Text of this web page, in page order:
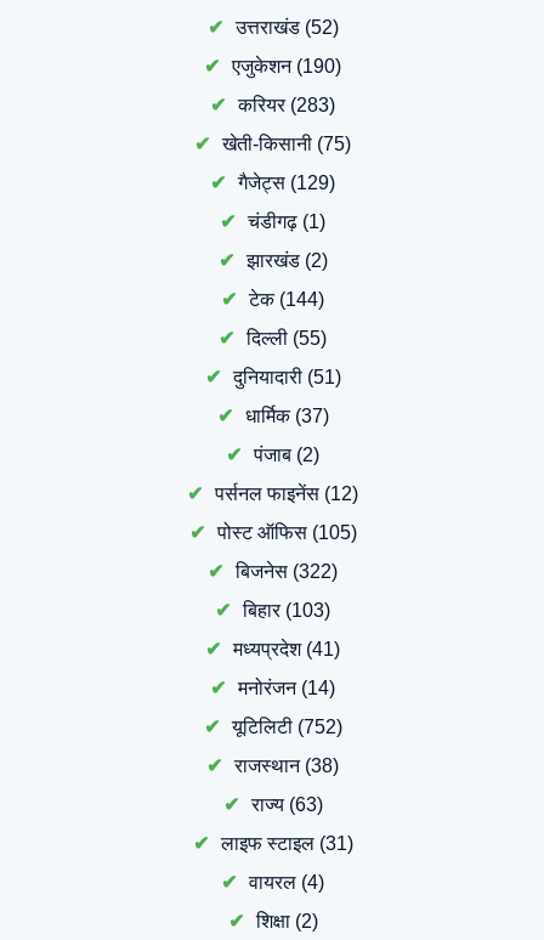
उत्तराखंड(52)
एजुकेशन(190)
करियर(283)
खेती-किसानी (75)
गैजेट्स (129)
चंडीगढ़ (1)
झारखंड(2)
टेक(144)
दिल्ली (55)
दुनियादारी(51)
धार्मिक(37)
पंजाब (2)
पर्सनल फाइनेंस (12)
पोस्ट ऑफिस(105)
बिजनेस (322)
बिहार(103)
मध्यप्रदेश(41)
मनोरंजन(14)
यूटिलिटी(752)
राजस्थान(38)
राज्य(63)
लाइफ स्टाइल(31)
वायरल (4)
शिक्षा(2)